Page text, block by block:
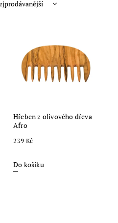
Hřeben z olivového dřeva
Afro
239 Kč
Do košíku